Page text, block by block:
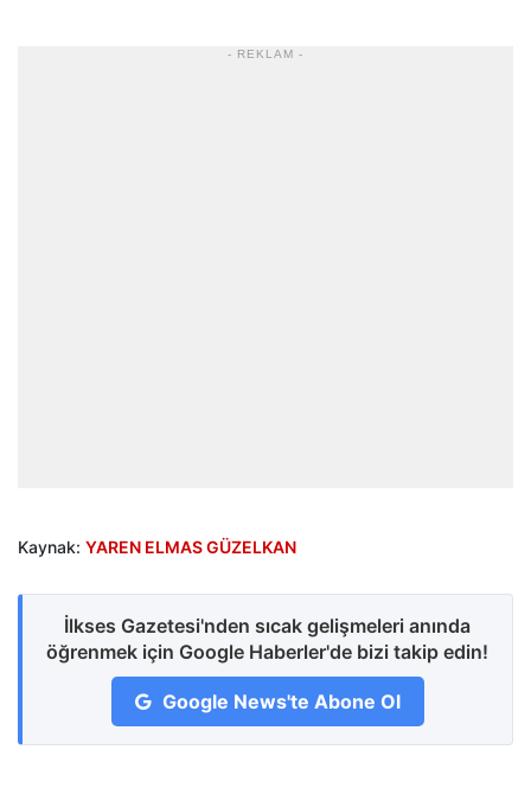
- REKLAM -
Kaynak: YAREN ELMAS GÜZELKAN
İlkses Gazetesi'nden sıcak gelişmeleri anında
öğrenmek için Google Haberler'de bizi takip edin!
Google News'te Abone Ol